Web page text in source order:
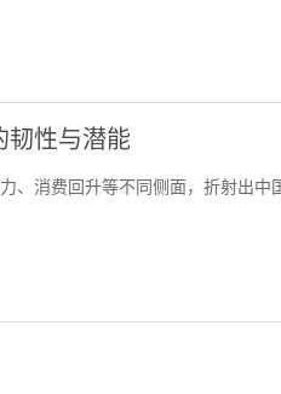
性与潜能
、消费回升等不同侧面，折射出